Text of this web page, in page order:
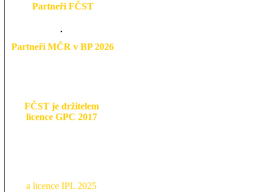
Partneři FČST
Partneři MČR v BP 2026
FČST je držitelem
licence GPC 2017
a licence IPL 2025